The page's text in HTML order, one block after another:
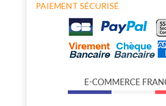
PAIEMENT SÉCURISÉ